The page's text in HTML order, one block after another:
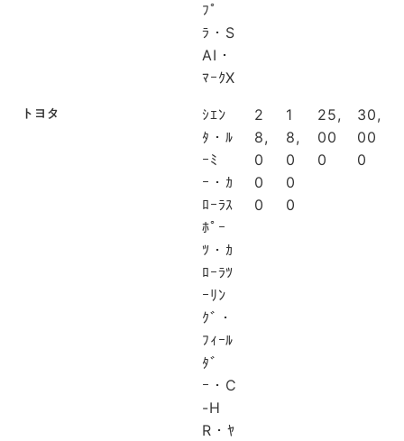
ﾌﾟ
ﾗ・S
AI・
ﾏｰｸX
トヨタ
ｼｴﾝ
ﾀ・ﾙ
ｰﾐ
ｰ・ｶ
ﾛｰﾗｽ
ﾎﾟｰ
ﾂ・ｶ
ﾛｰﾗﾂ
ｰﾘﾝ
ｸﾞ・
ﾌｨｰﾙ
ﾀﾞ
ｰ・C
-H
R・ﾔ
2
8,
0
0
0
1
8,
0
0
0
25,
00
0
30,
00
0